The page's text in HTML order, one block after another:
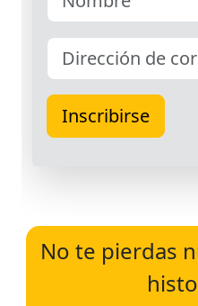
No te pierdas